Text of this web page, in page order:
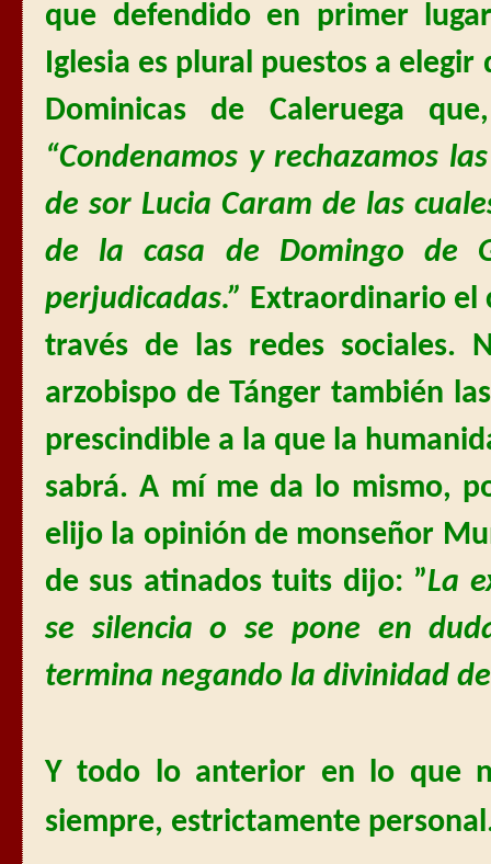
que defendido en primer
Iglesia es plural puestos a
Dominicas de Caleruega
“Condenamos y rechazamos
de sor Lucia Caram de las
de la casa de Domingo de
perjudicadas.” Extraordinario el
través de las redes sociales.
arzobispo de Tánger también
prescindible a la que la
sabrá. A mí me da lo mismo,
elijo la opinión de monseñor
de sus atinados tuits dijo: ”La
se silencia o se pone en
termina negando la divinidad
Y todo lo anterior en lo que
siempre, estrictamente